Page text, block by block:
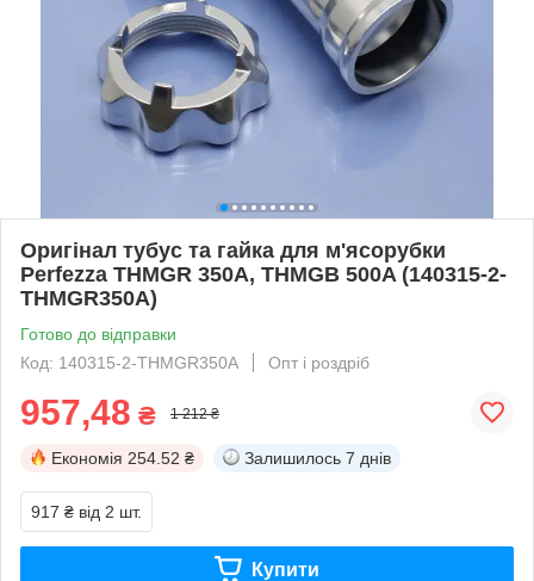
Оригінал тубус та гайка для м'ясорубки
Perfezza THMGR 350A, THMGB 500A (140315-2-
THMGR350A)
Готово до відправки
Код: 140315-2-THMGR350A
Опт і роздріб
957,48 ₴ 1 212 ₴
Економія 254.52 ₴ Залишилось 7 днів
917 ₴ від 2 шт.
Купити